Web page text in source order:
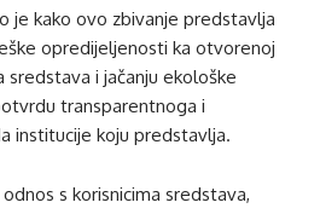
je kako ovo zbivanje predstavlja
opredijeljenosti ka otvorenoj
sredstava i jačanju ekološke
transparentnoga i
institucije koju predstavlja.
s korisnicima sredstava,